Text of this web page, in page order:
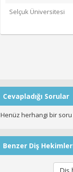
Selçuk Üniversitesi
Cevapladığı Sorular
Henüz herhangi bir soru
Benzer Diş